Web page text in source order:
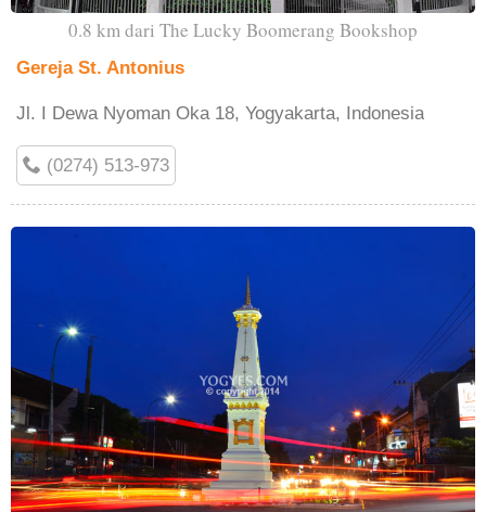
0.8 km dari The Lucky Boomerang Bookshop
Gereja St. Antonius
Jl. I Dewa Nyoman Oka 18, Yogyakarta, Indonesia
(0274) 513-973